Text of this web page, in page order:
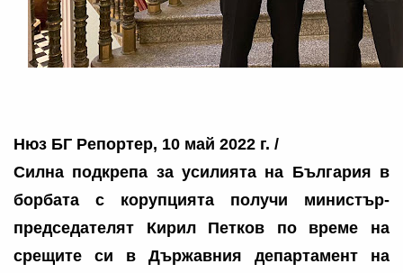
Нюз БГ Репортер, 10 май 2022 г. /
Силна подкрепа за усилията на България в
борбата с корупцията получи министър-
председателят Кирил Петков по време на
срещите си в Държавния департамент на